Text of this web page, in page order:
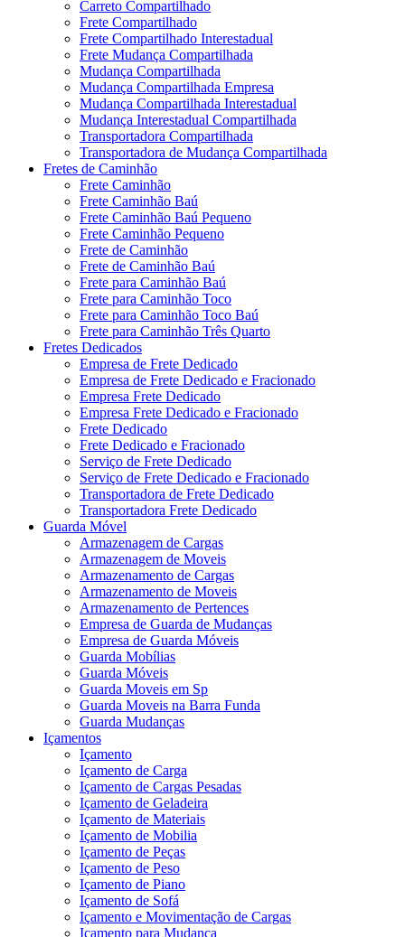
Carreto Compartilhado
Frete Compartilhado
Frete Compartilhado Interestadual
Frete Mudança Compartilhada
Mudança Compartilhada
Mudança Compartilhada Empresa
Mudança Compartilhada Interestadual
Mudança Interestadual Compartilhada
Transportadora Compartilhada
Transportadora de Mudança Compartilhada
Fretes de Caminhão
Frete Caminhão
Frete Caminhão Baú
Frete Caminhão Baú Pequeno
Frete Caminhão Pequeno
Frete de Caminhão
Frete de Caminhão Baú
Frete para Caminhão Baú
Frete para Caminhão Toco
Frete para Caminhão Toco Baú
Frete para Caminhão Três Quarto
Fretes Dedicados
Empresa de Frete Dedicado
Empresa de Frete Dedicado e Fracionado
Empresa Frete Dedicado
Empresa Frete Dedicado e Fracionado
Frete Dedicado
Frete Dedicado e Fracionado
Serviço de Frete Dedicado
Serviço de Frete Dedicado e Fracionado
Transportadora de Frete Dedicado
Transportadora Frete Dedicado
Guarda Móvel
Armazenagem de Cargas
Armazenagem de Moveis
Armazenamento de Cargas
Armazenamento de Moveis
Armazenamento de Pertences
Empresa de Guarda de Mudanças
Empresa de Guarda Móveis
Guarda Mobílias
Guarda Móveis
Guarda Moveis em Sp
Guarda Moveis na Barra Funda
Guarda Mudanças
Içamentos
Içamento
Içamento de Carga
Içamento de Cargas Pesadas
Içamento de Geladeira
Içamento de Materiais
Içamento de Mobilia
Içamento de Peças
Içamento de Peso
Içamento de Piano
Içamento de Sofá
Içamento e Movimentação de Cargas
Içamento para Mudança